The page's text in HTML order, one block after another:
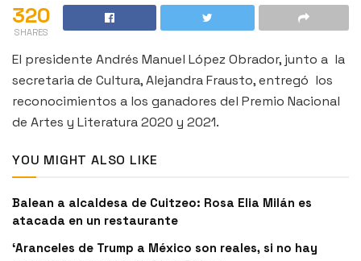
320
SHARES
El presidente Andrés Manuel López Obrador, junto a la
secretaria de Cultura, Alejandra Frausto, entregó los
reconocimientos a los ganadores del Premio Nacional
de Artes y Literatura 2020 y 2021.
YOU MIGHT ALSO LIKE
Balean a alcaldesa de Cuitzeo: Rosa Elia Milán es
atacada en un restaurante
‘Aranceles de Trump a México son reales, si no hay